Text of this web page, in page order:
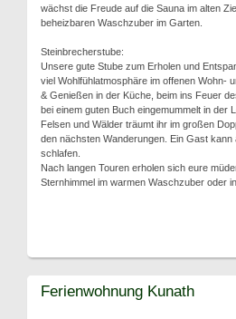
wächst die Freude auf die Sauna im alten
beheizbaren Waschzuber im Garten.
Steinbrecherstube:
Unsere gute Stube zum Erholen und
viel Wohlfühlatmosphäre im offenen Wohn-
& Genießen in der Küche, beim ins Feuer
bei einem guten Buch eingemummelt in der
Felsen und Wälder träumt ihr im großen
den nächsten Wanderungen. Ein Gast
schlafen.
Nach langen Touren erholen sich eure
Sternhimmel im warmen Waschzuber oder
Ferienwohnung Kunath